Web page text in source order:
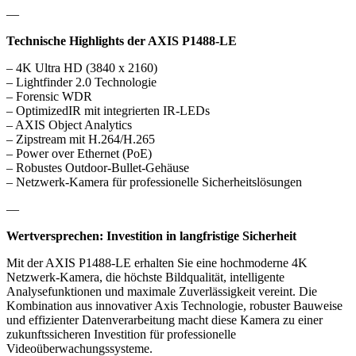
—
Technische Highlights der AXIS P1488-LE
– 4K Ultra HD (3840 x 2160)
– Lightfinder 2.0 Technologie
– Forensic WDR
– OptimizedIR mit integrierten IR-LEDs
– AXIS Object Analytics
– Zipstream mit H.264/H.265
– Power over Ethernet (PoE)
– Robustes Outdoor-Bullet-Gehäuse
– Netzwerk-Kamera für professionelle Sicherheitslösungen
—
Wertversprechen: Investition in langfristige Sicherheit
Mit der AXIS P1488-LE erhalten Sie eine hochmoderne 4K
Netzwerk-Kamera, die höchste Bildqualität, intelligente
Analysefunktionen und maximale Zuverlässigkeit vereint. Die
Kombination aus innovativer Axis Technologie, robuster Bauweise
und effizienter Datenverarbeitung macht diese Kamera zu einer
zukunftssicheren Investition für professionelle
Videoüberwachungssysteme.